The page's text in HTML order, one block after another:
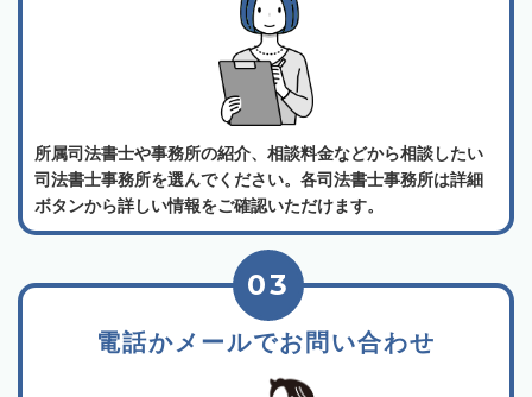
所属司法書士や事務所の紹介、相談料金などから相談したい
司法書士事務所を選んでください。各司法書士事務所は詳細
ボタンから詳しい情報をご確認いただけます。
電話かメールでお問い合わせ
03